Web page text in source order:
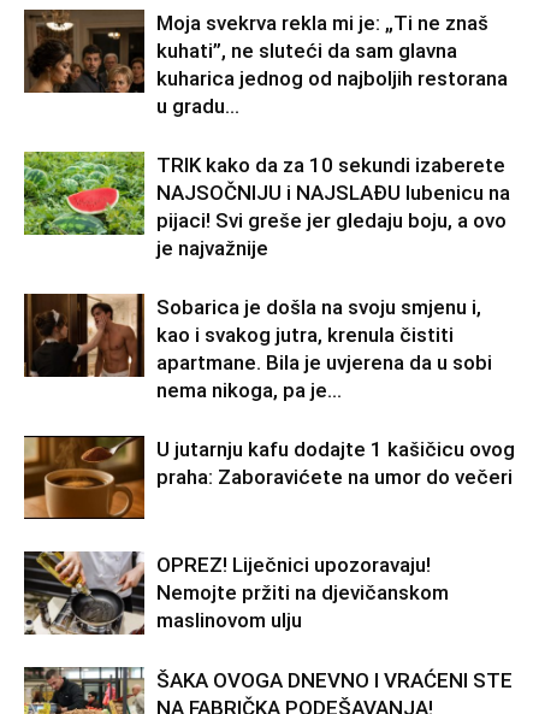
Moja svekrva rekla mi je: „Ti ne znaš
kuhati”, ne sluteći da sam glavna
kuharica jednog od najboljih restorana
u gradu…
TRIK kako da za 10 sekundi izaberete
NAJSOČNIJU i NAJSLAĐU lubenicu na
pijaci! Svi greše jer gledaju boju, a ovo
je najvažnije
Sobarica je došla na svoju smjenu i,
kao i svakog jutra, krenula čistiti
apartmane. Bila je uvjerena da u sobi
nema nikoga, pa je...
U jutarnju kafu dodajte 1 kašičicu ovog
praha: Zaboravićete na umor do večeri
OPREZ! Liječnici upozoravaju!
Nemojte pržiti na djevičanskom
maslinovom ulju
ŠAKA OVOGA DNEVNO I VRAĆENI STE
NA FABRIČKA PODEŠAVANJA!